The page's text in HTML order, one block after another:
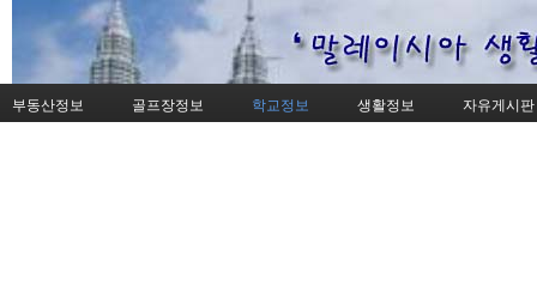
부동산정보 골프장정보 학교정보 생활정보 자유게시판